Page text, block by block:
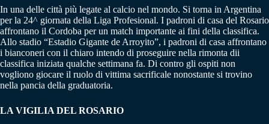
In una delle città più legate al calcio nel mondo. Si torna in Argentina
per la 24^ giornata della Liga Profesional. I padroni di casa del Rosario
affrontano il Cordoba per un match importante ai fini della classifica.
Allo stadio “Estadio Gigante de Arroyito”, i padroni di casa affrontano
i bianconeri con il chiaro intendo di proseguire nella rimonta dii
classifica iniziata qualche settimana fa. Di contro gli ospiti non
vogliono giocare il ruolo di vittima sacrificale nonostante si trovino
nella pancia della graduatoria.
LA VIGILIA DEL ROSARIO